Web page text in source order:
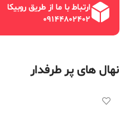
ارتباط با ما از طریق روبیکا
09144802402
نهال های پر طرفدار